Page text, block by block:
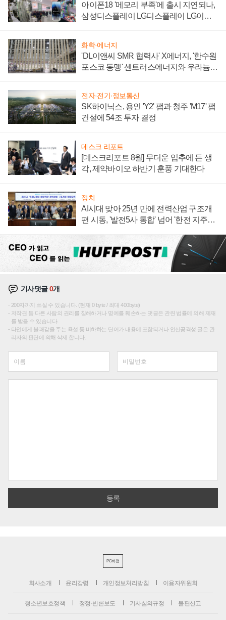
아이폰18 '메모리 부족'에 출시 지연되나,
삼성디스플레이 LG디스플레이 LG이노
화학·에너지
'DL이앤씨 SMR 협력사' X에너지, '한수원
포스코 동맹' 센트러스에너지와 우라늄
전자·전기·정보통신
SK하이닉스, 용인 'Y2' 팹과 청주 'M17' 팹
건설에 54조 투자 결정
데스크 리포트
[데스크리포트 8월] 무더운 입추에 든 생
각, 제약바이오 하반기 훈풍 기대한다
정치
AI시대 맞아 25년 만에 전력산업 구조개
편 시동, '발전5사 통합' 넘어 '한전 지주사'
기사댓글0개
200자까지 쓰실 수 있습니다. (현재 0 byte / 최대 400byte)
저작권 등 다른 사람의 권리를 침해하거나 명예를 훼손하는 댓글은 관련 법률에 의해 제재
를 받을 수 있습니다.
타인에게 불쾌감을 주는 욕설 등 비하하는 단어가 내용에 포함되거나 인신공격성 글은 관
리자의 판단에 의해 삭제 합니다.
PC버전
회사소개 윤리강령 개인정보처리방침 이용자위원회
청소년보호정책 정정·반론보도 기사심의규정 불편신고